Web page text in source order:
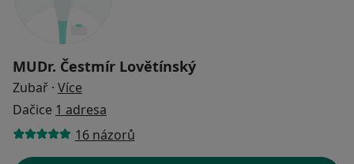
MUDr. Čestmír Lovětínský
Zubař · Více
Dačice 1 adresa
16 názorů